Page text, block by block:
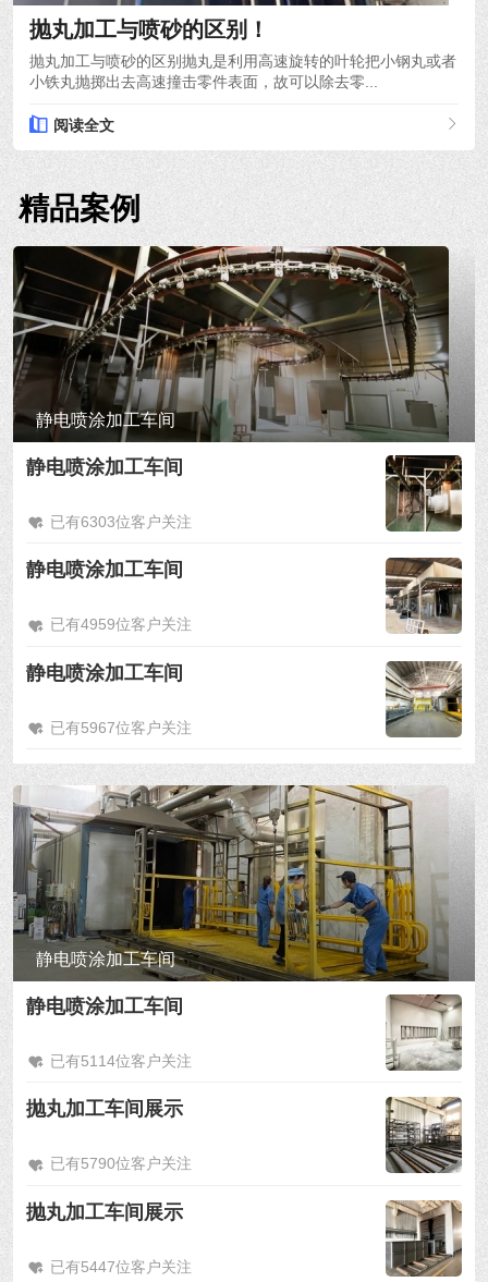
抛丸加工与喷砂的区别！
抛丸加工与喷砂的区别抛丸是利用高速旋转的叶轮把小钢丸或者
小铁丸抛掷出去高速撞击零件表面，故可以除去零...
阅读全文
精品案例
静电喷涂加工车间
静电喷涂加工车间
已有6303位客户关注
静电喷涂加工车间
已有4959位客户关注
静电喷涂加工车间
已有5967位客户关注
静电喷涂加工车间
静电喷涂加工车间
已有5114位客户关注
抛丸加工车间展示
已有5790位客户关注
抛丸加工车间展示
已有5447位客户关注